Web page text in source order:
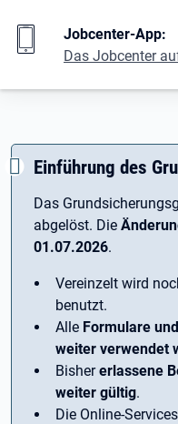
Jobcenter-App:
Das Jobcenter
Einführung des
Das
abgelöst. Die
01.07.2026.
Vereinzelt wird
benutzt.
Alle Formulare
weiter verwendet
Bishererlassene
weiter gültig.
Die Online-